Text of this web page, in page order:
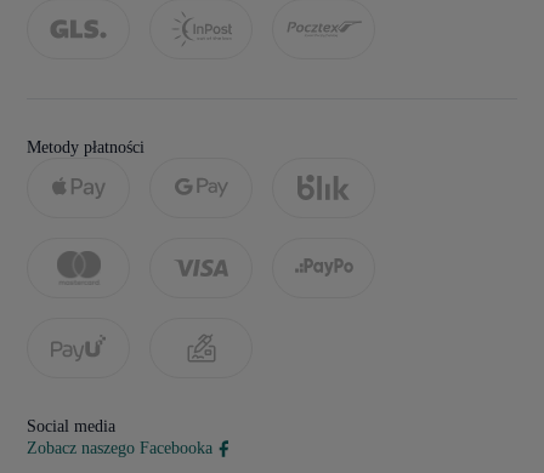
Metody płatności
Social media
Zobacz naszego Facebooka